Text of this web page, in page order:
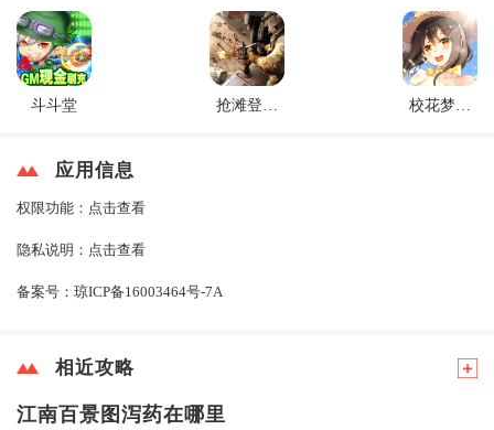
斗斗堂
抢滩登陆
校花梦工
应用信息
权限功能： 点击查看
隐私说明： 点击查看
备案号： 琼ICP备16003464号-7A
相近攻略
江南百景图泻药在哪里